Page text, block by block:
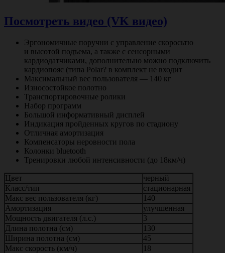
Посмотреть видео (VK видео)
Эргономичные поручни с управление скоросьтю
и высотой подъема, а также с сенсорными
кардиодатчиками, дополнительно можно подключить
кардиопояс (типа Polar? в комплект не входит
Максимальный вес пользователя — 140 кг
Износостойкое полотно
Транспортировочные ролики
Набор программ
Большой информативный дисплей
Индикация пройденных кругов по стадиону
Отличная амортизация
Компенсаторы неровности пола
Колонки bluetooth
Тренировки любой интенсивности (до 18км/ч)
Цвет
черный
Класс/тип
стационарная
Макс вес пользователя (кг)
140
Амортизация
улучшенная
Мощность двигателя (л.с.)
3
Длина полотна (см)
130
Ширина полотна (см)
45
Макс скорость (км/ч)
18